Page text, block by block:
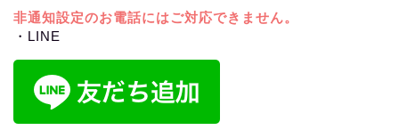
非通知設定のお電話にはご対応できません。
・LINE